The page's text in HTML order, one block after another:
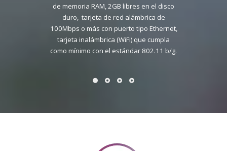
de memoria RAM, 2GB libres en el disco
duro, tarjeta de red alámbrica de
100Mbps o más con puerto tipo Ethernet,
tarjeta inalámbrica (WiFi) que cumpla
como mínimo con el estándar 802.11 b/g.